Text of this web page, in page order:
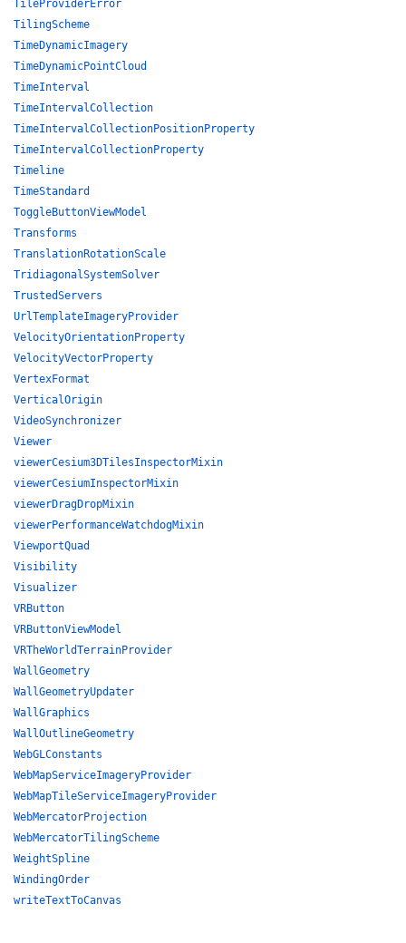
TileProviderError
TilingScheme
TimeDynamicImagery
TimeDynamicPointCloud
TimeInterval
TimeIntervalCollection
TimeIntervalCollectionPositionProperty
TimeIntervalCollectionProperty
Timeline
TimeStandard
ToggleButtonViewModel
Transforms
TranslationRotationScale
TridiagonalSystemSolver
TrustedServers
UrlTemplateImageryProvider
VelocityOrientationProperty
VelocityVectorProperty
VertexFormat
VerticalOrigin
VideoSynchronizer
Viewer
viewerCesium3DTilesInspectorMixin
viewerCesiumInspectorMixin
viewerDragDropMixin
viewerPerformanceWatchdogMixin
ViewportQuad
Visibility
Visualizer
VRButton
VRButtonViewModel
VRTheWorldTerrainProvider
WallGeometry
WallGeometryUpdater
WallGraphics
WallOutlineGeometry
WebGLConstants
WebMapServiceImageryProvider
WebMapTileServiceImageryProvider
WebMercatorProjection
WebMercatorTilingScheme
WeightSpline
WindingOrder
writeTextToCanvas